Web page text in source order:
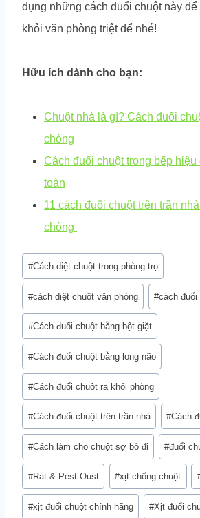
dụng những cách đuổi chuột này để
khỏi văn phòng triệt để nhé!
Hữu ích dành cho bạn:
Chuột nhà là gì? Cách đuổi
chóng
Cách đuổi chuột trong bếp hiệu
toàn
11 cách đuổi chuột trên trần
chóng
Post
Tags:
#Cách diệt chuột trong phòng trọ
#cách diệt chuột văn phòng #cách đuổi
#Cách đuổi chuột bằng bột giặt
#Cách đuổi chuột bằng long não
#Cách đuổi chuột ra khỏi phòng
#Cách đuổi chuột trên trần nhà #Cách
#Cách làm cho chuột sợ bỏ đi #đuổi
#Rat & Pest Oust #xịt chống chuột
#xịt đuổi chuột chính hãng #Xịt đuổi